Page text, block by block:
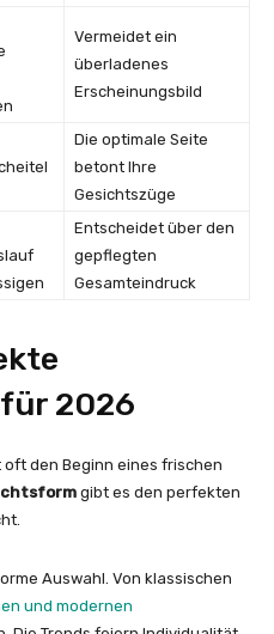
Vermeidet ein
überladenes
Erscheinungsbild
Die optimale Seite
betont Ihre
Gesichtszüge
Entscheidet über den
gepflegten
Gesamteindruck
2026
oft den Beginn eines frischen
gibt es den perfekten
Auswahl. Von klassischen
und modernen